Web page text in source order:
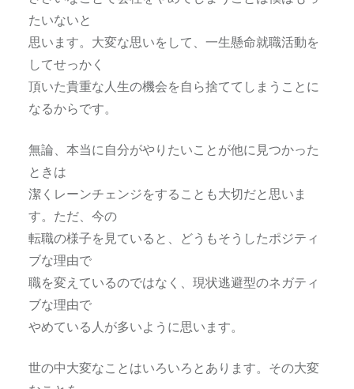
たいないと
思います。大変な思いをして、一生懸命就職活動を
してせっかく
頂いた貴重な人生の機会を自ら捨ててしまうことに
なるからです。
無論、本当に自分がやりたいことが他に見つかった
ときは
潔くレーンチェンジをすることも大切だと思いま
す。ただ、今の
転職の様子を見ていると、どうもそうしたポジティ
ブな理由で
職を変えているのではなく、現状逃避型のネガティ
ブな理由で
やめている人が多いように思います。
世の中大変なことはいろいろとあります。その大変